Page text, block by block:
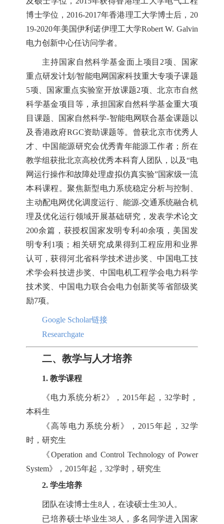
博士学位，2016-2017年香港理工大学博士后，20
19-2020年美国伊利诺伊理工大学Robert W. Galvin
电力创新中心任访问学者。
主持国家自然科学基金面上项目2项、国家
重点研发计划/智能电网国家科技重大专项子课题
5项、国家重点实验室开放课题2项、北京市自然
科学基金项目等，承担国家自然科学基金重大项
目课题、国家自然科学-智能电网联合基金课题以
及香港政府RGC资助课题等。曾获北京市优秀人
才、中国能源研究会优秀青年能源工作者；所在
教学组获批北京高校优秀本科育人团队，以及“电
网运行操作和故障处理虚拟仿真实验”国家级一流
本科课程。聚焦新型电力系统稳定分析与控制、
主动配电网优化调度运行、能源-交通系统融合机
理及优化运行领域开展基础研究，发表学术论文
200余篇，获授权国家发明专利40余项，美国发
明专利1项；相关研究成果得到工程应用和业界
认可，获得河北省科学技术进步奖、中国电工技
术学会科技进步奖、中国电机工程学会电力科学
技术奖、中国电力联合会电力创新奖等省部级奖
励7项。
Google Scholar链接
Researchgate
二、教学与人才培养
1. 教学课程
《电力系统分析2》，2015年起，32学时，
本科生
《高等电力系统分析》，2015年起，32学
时，研究生
《Operation and Control Technology of Power
System》，2015年起，32学时，研究生
2. 学生培养
团队在读博士生8人，在读硕士生30人。
已培养硕士毕业生38人，多名同学进入国家